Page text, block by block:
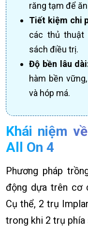
răng tạm để
Tiết kiệm chi
các thủ thuật
sách điều trị.
Độ bền lâu
hàm bền
và hóp má.
Khái niệm
All On 4
Phương pháp
động dựa trên cơ
Cụ thể, 2 trụ
trong khi 2 trụ